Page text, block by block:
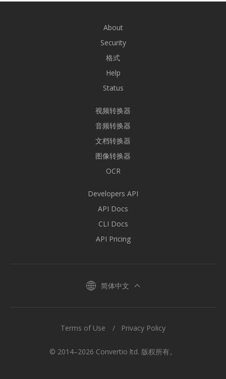
About
Security
格式
Help
Status
视频转换器
音频转换器
文档转换器
图像转换器
OCR
Developers API
API Docs
CLI Docs
API Pricing
简体中文
© 2014–2026 Convertio ltd. 版权所有。
Terms of Use Privacy Policy